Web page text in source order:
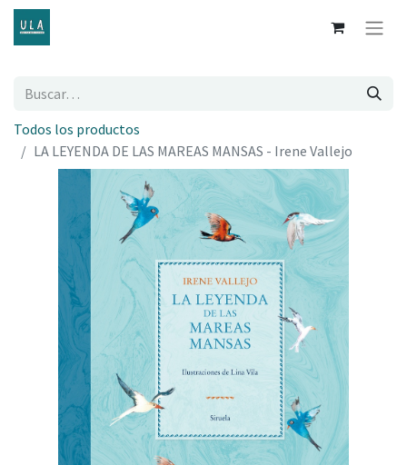
Todos los productos
LA LEYENDA DE LAS MAREAS MANSAS - Irene Vallejo